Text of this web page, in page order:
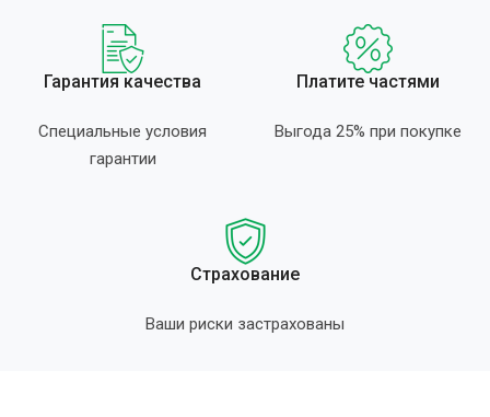
Гарантия качества
Специальные условия
гарантии
Платите частями
Выгода 25% при покупке
Страхование
Ваши риски застрахованы